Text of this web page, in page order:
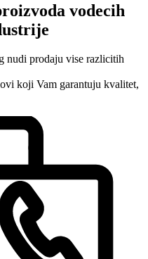
vodecih
nudi prodaju vise razlicitih
koji Vam garantuju kvalitet,